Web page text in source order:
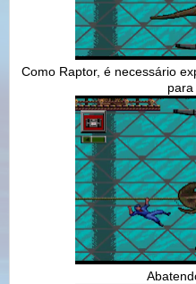
Como Raptor, é necessário
para